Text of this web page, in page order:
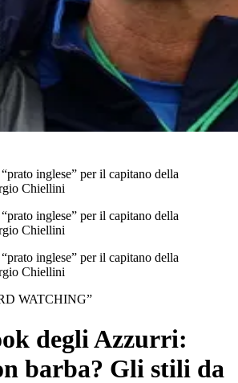
inglese” per il capitano della
Chiellini
inglese” per il capitano della
Chiellini
inglese” per il capitano della
Chiellini
WATCHING”
degli Azzurri:
barba? Gli stili da